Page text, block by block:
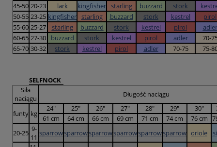
45-50 20-23 lark kingfisher starling buzzard stork
50-55 23-25 kingfisher starling buzzard stork kestrel
pirol
55-60 25-27 starling buzzard stork kestrel pirol
adler
60-65 27-30 buzzard stork kestrel pirol adler
70-
65-70 30-32 stork kestrel pirol adler 70-75 75-
SELFNOCK
Siła
naciągu
Długość naciągu
funty kg
24" 25" 26" 27" 28" 29" 30"
61 cm
64 cm 66 cm 69 cm 71 cm 74 cm 76 cm
20-25 9-
11 sparrowsparrowsparrowsparrowsparrowsparrow oriole